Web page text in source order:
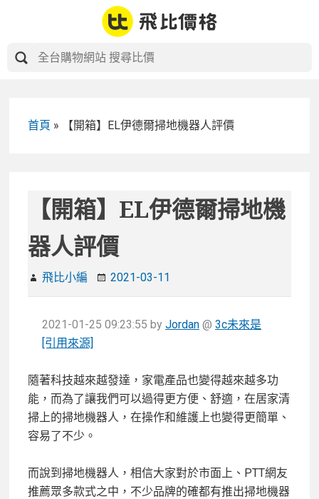
首頁 » 【開箱】EL伊德爾掃地機器人評價
【開箱】EL伊德爾掃地機
器人評價
飛比小編 2021-03-11
2021-01-25 09:23:55 by Jordan @ 3c未來是
[引用來源]
隨著科技越來越發達，家電產品也變得越來越多功
能，而為了讓我們可以過得更方便、舒適，在居家清
掃上的掃地機器人，在操作和維護上也變得更簡單、
容易了不少。
而說到掃地機器人，相信大家對於市面上、PTT網友
推薦眾多款式之中，不少品牌的確都有推出掃地機器